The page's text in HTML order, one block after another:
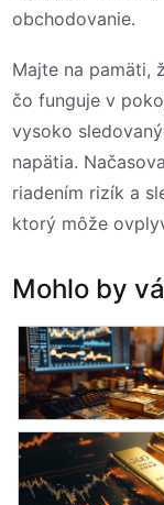
obchodovanie.
Majte na pamäti,
čo funguje v
vysoko
napätia.
riadením rizík a
ktorý môže
Mohlo by